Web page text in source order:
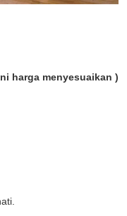
harga menyesuaikan )